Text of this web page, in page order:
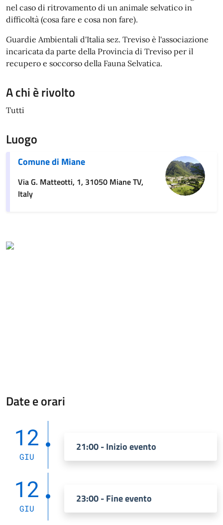
nel caso di ritrovamento di un animale selvatico in
difficoltà (cosa fare e cosa non fare).
Guardie Ambientali d'Italia sez. Treviso è l'associazione
incaricata da parte della Provincia di Treviso per il
recupero e soccorso della Fauna Selvatica.
A chi è rivolto
Tutti
Luogo
Comune di Miane
Via G. Matteotti, 1, 31050 Miane TV,
Italy
Date e orari
12
GIU
21:00 - Inizio evento
12
GIU
23:00 - Fine evento